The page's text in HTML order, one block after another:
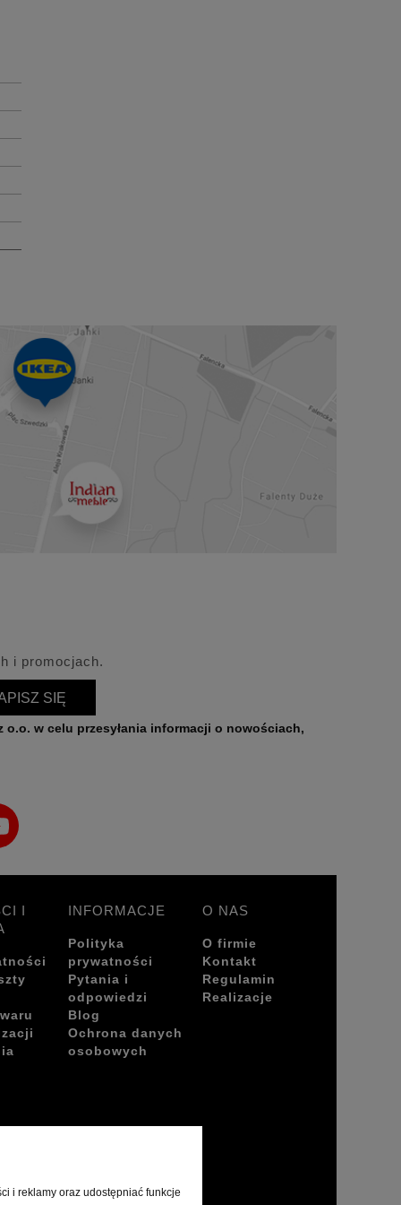
i promocjach.
SIĘ
I
INFORMACJE
Polityka
prywatności
Pytania i
odpowiedzi
Blog
Ochrona danych
osobowych
O NAS
O firmie
Kontakt
Regulamin
Realizacje
i reklamy oraz udostępniać funkcje